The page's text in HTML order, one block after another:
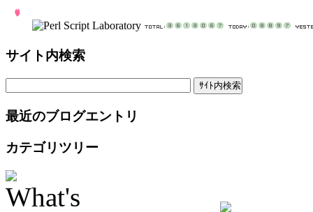
サイト内検索
最近のブログエントリ
カテゴリツリー